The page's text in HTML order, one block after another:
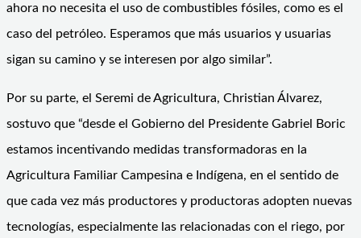
ahora no necesita el uso de combustibles fósiles, como es el
caso del petróleo. Esperamos que más usuarios y usuarias
sigan su camino y se interesen por algo similar”.
Por su parte, el Seremi de Agricultura, Christian Álvarez,
sostuvo que “desde el Gobierno del Presidente Gabriel Boric
estamos incentivando medidas transformadoras en la
Agricultura Familiar Campesina e Indígena, en el sentido de
que cada vez más productores y productoras adopten nuevas
tecnologías, especialmente las relacionadas con el riego, por